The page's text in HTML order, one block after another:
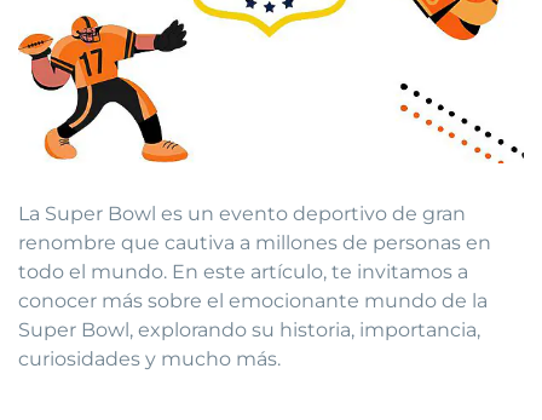
La Super Bowl es un evento deportivo de gran
renombre que cautiva a millones de personas en
todo el mundo. En este artículo, te invitamos a
conocer más sobre el emocionante mundo de la
Super Bowl, explorando su historia, importancia,
curiosidades y mucho más.